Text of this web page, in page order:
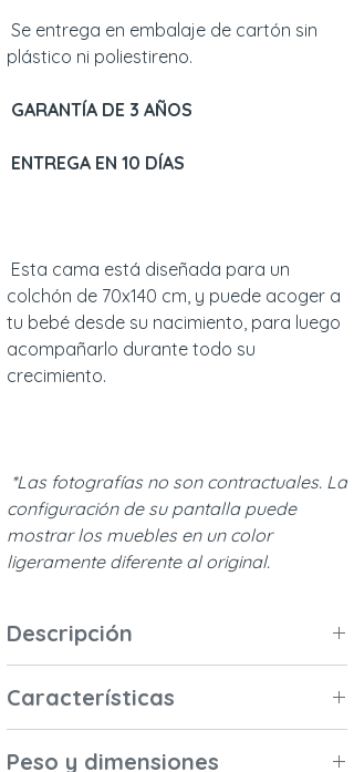
Se entrega en embalaje de cartón sin
plástico ni poliestireno.
GARANTÍA DE 3 AÑOS
ENTREGA EN 10 DÍAS
Esta cama está diseñada para un
colchón de 70x140 cm, y puede acoger a
tu bebé desde su nacimiento, para luego
acompañarlo durante todo su
crecimiento.
*Las fotografías no son contractuales. La
configuración de su pantalla puede
mostrar los muebles en un color
ligeramente diferente al original.
Descripción
colchón de 70x140 cm y puede acojer a
su bebé desde el nacimiento,
acompañándolo durante todo su
Características
Peso y dimensiones